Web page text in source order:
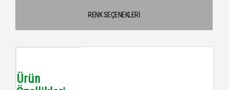
RENK SEÇENEKLERİ
Ürün